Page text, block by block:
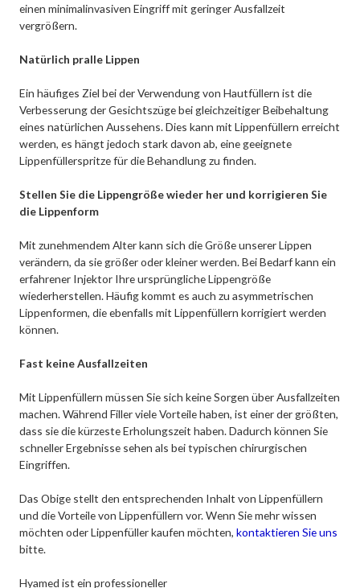
einen minimalinvasiven Eingriff mit geringer Ausfallzeit
vergrößern.
Natürlich pralle Lippen
Ein häufiges Ziel bei der Verwendung von Hautfüllern ist die
Verbesserung der Gesichtszüge bei gleichzeitiger Beibehaltung
eines natürlichen Aussehens. Dies kann mit Lippenfüllern erreicht
werden, es hängt jedoch stark davon ab, eine geeignete
Lippenfüllerspritze für die Behandlung zu finden.
Stellen Sie die Lippengröße wieder her und korrigieren Sie
die Lippenform
Mit zunehmendem Alter kann sich die Größe unserer Lippen
verändern, da sie größer oder kleiner werden. Bei Bedarf kann ein
erfahrener Injektor Ihre ursprüngliche Lippengröße
wiederherstellen. Häufig kommt es auch zu asymmetrischen
Lippenformen, die ebenfalls mit Lippenfüllern korrigiert werden
können.
Fast keine Ausfallzeiten
Mit Lippenfüllern müssen Sie sich keine Sorgen über Ausfallzeiten
machen. Während Filler viele Vorteile haben, ist einer der größten,
dass sie die kürzeste Erholungszeit haben. Dadurch können Sie
schneller Ergebnisse sehen als bei typischen chirurgischen
Eingriffen.
Das Obige stellt den entsprechenden Inhalt von Lippenfüllern
und die Vorteile von Lippenfüllern vor. Wenn Sie mehr wissen
möchten oder Lippenfüller kaufen möchten,kontaktieren Sie uns
bitte.
Hyamed ist ein professioneller